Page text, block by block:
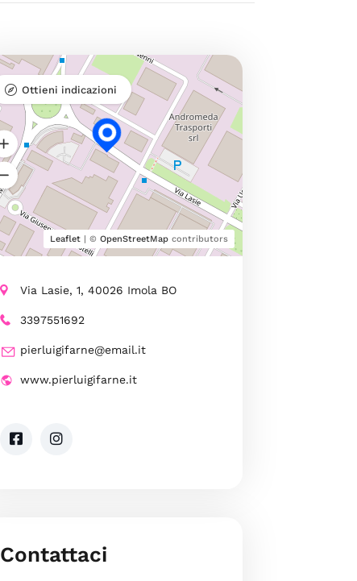
Leaflet| © OpenStreetMapcontributors
Ottieni indicazioni
Via Lasie, 1, 40026 Imola BO
3397551692
pierluigifarne@email.it
www.pierluigifarne.it
Contattaci